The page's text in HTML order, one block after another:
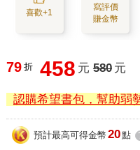
喜歡+1
寫評價
賺金幣
79 折 458 元 580 元
認購希望書包，幫助弱
預計最高可得金幣 20點